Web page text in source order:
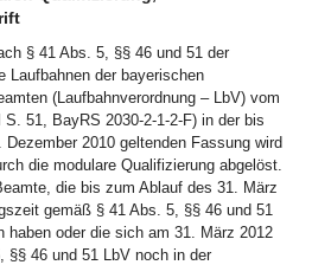
§ 41 Abs. 5, §§ 46 und 51 der
Laufbahnen der bayerischen
(Laufbahnverordnung – LbV) vom
S. 51, BayRS 2030-2-1-2-F) in der bis
2010 geltenden Fassung wird
die modulare Qualifizierung abgelöst.
die bis zum Ablauf des 31. März
gemäß § 41 Abs. 5, §§ 46 und 51
haben oder die sich am 31. März 2012
§§ 46 und 51 LbV noch in der